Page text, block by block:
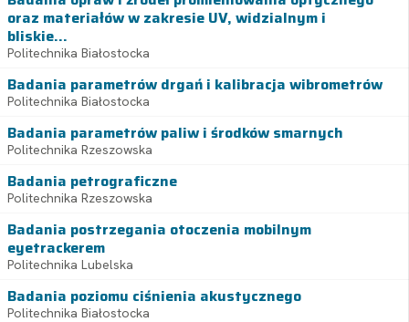
oraz materiałów w zakresie UV, widzialnym i
bliskie...
Politechnika Białostocka
Badania parametrów drgań i kalibracja wibrometrów
Politechnika Białostocka
Badania parametrów paliw i środków smarnych
Politechnika Rzeszowska
Badania petrograficzne
Politechnika Rzeszowska
Badania postrzegania otoczenia mobilnym
eyetrackerem
Politechnika Lubelska
Badania poziomu ciśnienia akustycznego
Politechnika Białostocka